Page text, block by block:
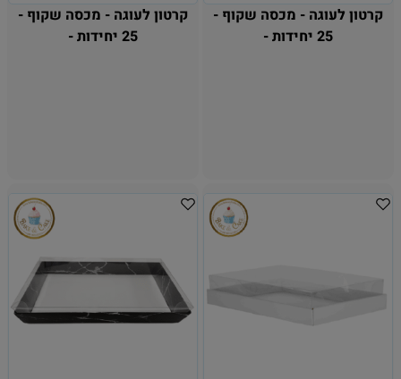
קרטון לעוגה - מכסה שקוף -
25 יחידות -
קרטון לעוגה - מכסה שקוף -
25 יחידות -